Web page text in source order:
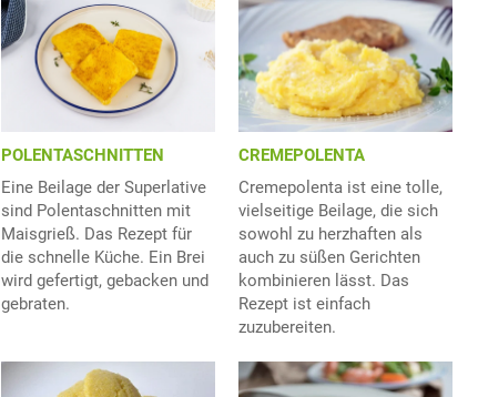
POLENTASCHNITTEN
Eine Beilage der Superlative
sind Polentaschnitten mit
Maisgrieß. Das Rezept für
die schnelle Küche. Ein Brei
wird gefertigt, gebacken und
gebraten.
CREMEPOLENTA
Cremepolenta ist eine tolle,
vielseitige Beilage, die sich
sowohl zu herzhaften als
auch zu süßen Gerichten
kombinieren lässt. Das
Rezept ist einfach
zuzubereiten.